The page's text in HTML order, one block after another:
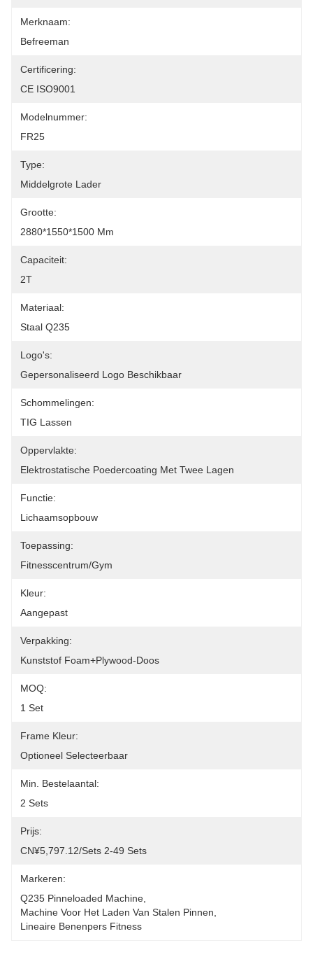
Merknaam:
Befreeman
Certificering:
CE ISO9001
Modelnummer:
FR25
Type:
Middelgrote Lader
Grootte:
2880*1550*1500 Mm
Capaciteit:
2T
Materiaal:
Staal Q235
Logo's:
Gepersonaliseerd Logo Beschikbaar
Schommelingen:
TIG Lassen
Oppervlakte:
Elektrostatische Poedercoating Met Twee Lagen
Functie:
Lichaamsopbouw
Toepassing:
Fitnesscentrum/gym
Kleur:
Aangepast
Verpakking:
Kunststof Foam+plywood-Doos
MOQ:
1 Set
Frame Kleur:
Optioneel Selecteerbaar
Min. Bestelaantal:
2 Sets
Prijs:
CN¥5,797.12/sets 2-49 Sets
Markeren:
Q235 Pinneloaded Machine
Machine Voor Het Laden Van Stalen Pinnen
Lineaire Benenpers Fitness